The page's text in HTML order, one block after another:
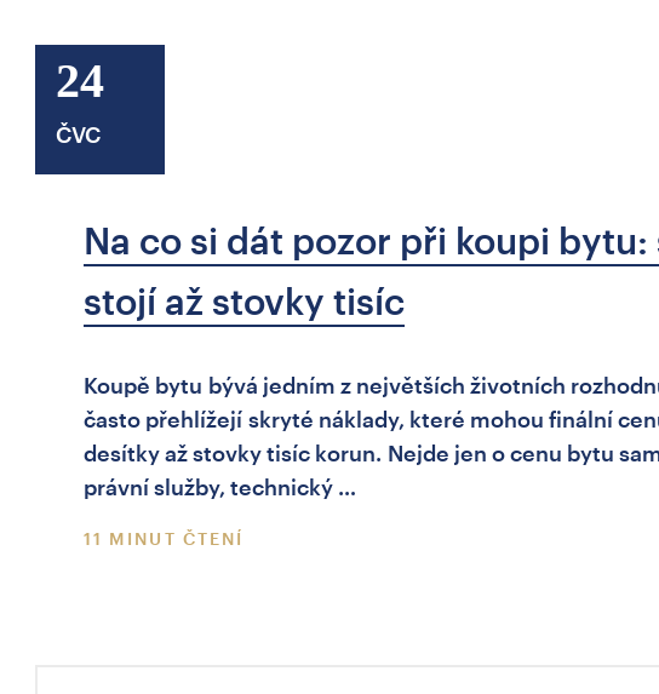
24
ČVC
Na co si dát pozor při koupi
stojí až stovky tisíc
Koupě bytu bývá jedním z největších životních
často přehlížejí skryté náklady, které mohou finální
desítky až stovky tisíc korun. Nejde jen o cenu bytu
právní služby, technický …
11 MINUT ČTENÍ